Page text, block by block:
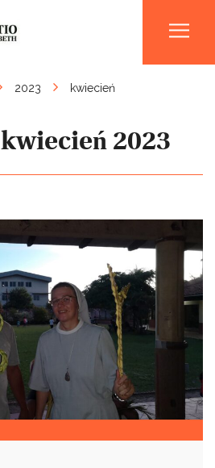
2023 kwiecień
kwiecień 2023